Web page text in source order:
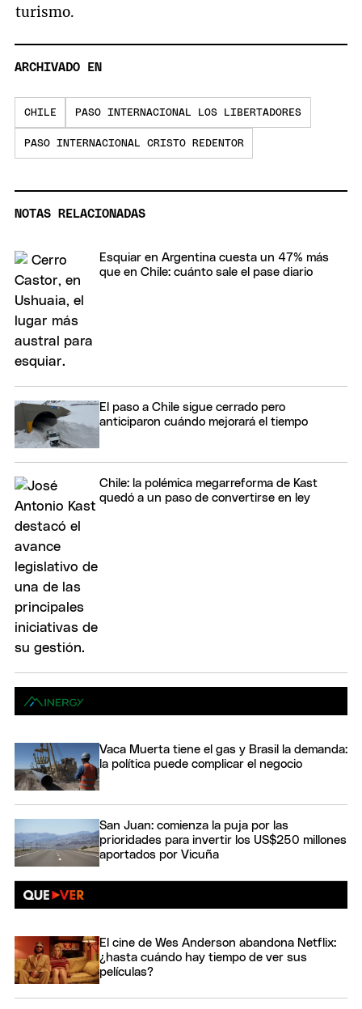
turismo.
ARCHIVADO EN
CHILE PASO INTERNACIONAL LOS LIBERTADORES
PASO INTERNACIONAL CRISTO REDENTOR
NOTAS RELACIONADAS
Esquiar en Argentina cuesta un 47% más
que en Chile: cuánto sale el pase diario
El paso a Chile sigue cerrado pero
anticiparon cuándo mejorará el tiempo
Chile: la polémica megarreforma de Kast
quedó a un paso de convertirse en ley
Vaca Muerta tiene el gas y Brasil la demanda:
la política puede complicar el negocio
San Juan: comienza la puja por las
prioridades para invertir los US$250 millones
aportados por Vicuña
El cine de Wes Anderson abandona Netflix:
¿hasta cuándo hay tiempo de ver sus
películas?